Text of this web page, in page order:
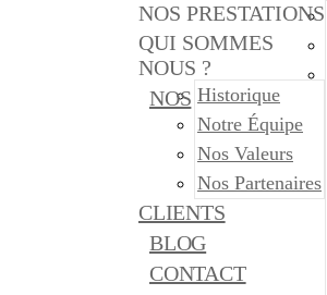
NOS PRESTATIONS
QUI SOMMES
NOUS ?
Historique
Notre Équipe
Nos Valeurs
Nos Partenaires
NOS
CLIENTS
BLOG
CONTACT